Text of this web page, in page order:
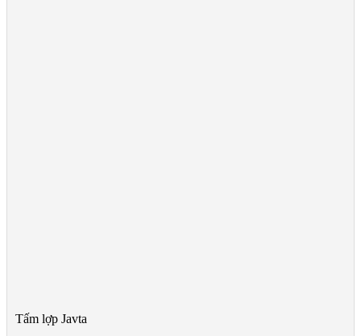
Tấm lợp Javta